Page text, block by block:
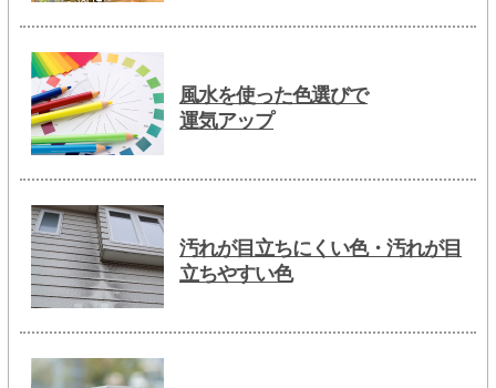
風水を使った色選びで
運気アップ
汚れが目立ちにくい色・汚れが目
立ちやすい色